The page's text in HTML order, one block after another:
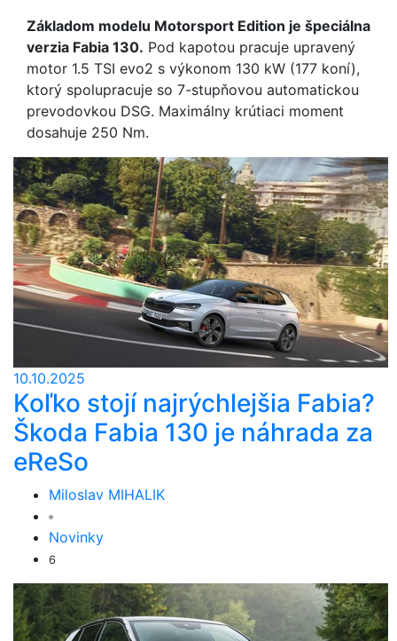
Základom modelu Motorsport Edition je špeciálna
verzia Fabia 130. Pod kapotou pracuje upravený
motor 1.5 TSI evo2 s výkonom 130 kW (177 koní),
ktorý spolupracuje so 7-stupňovou automatickou
prevodovkou DSG. Maximálny krútiaci moment
dosahuje 250 Nm.
10.10.2025
Koľko stojí najrýchlejšia Fabia?
Škoda Fabia 130 je náhrada za
eReSo
Miloslav MIHALIK
Novinky
6